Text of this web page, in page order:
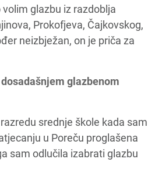
glazbu iz razdoblja
Prokofjeva, Čajkovskog,
neizbježan, on je priča za
glazbenom
srednje škole kada sam
u Poreču proglašena
sam odlučila izabrati glazbu